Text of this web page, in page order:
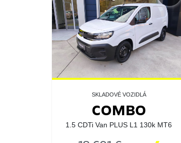
SKLADOVÉ VOZIDLÁ
COMBO
1.5 CDTi Van PLUS L1 130k MT6